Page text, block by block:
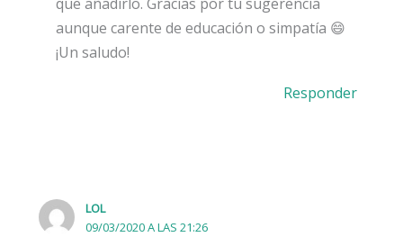
aunque carente de educación o simpatía 😄
¡Un saludo!
Responder
LOL
09/03/2020 A LAS 21:26